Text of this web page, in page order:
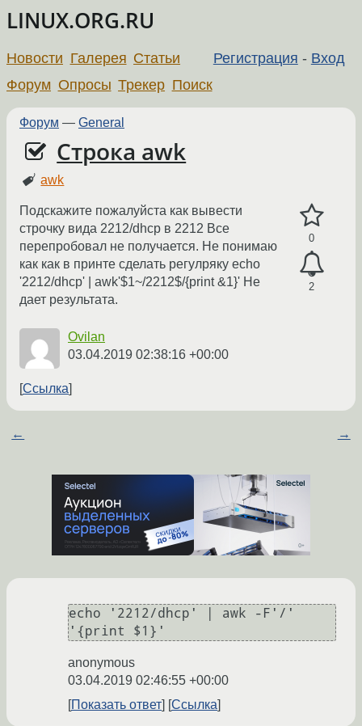
LINUX.ORG.RU
Регистрация - Вход
Новости Галерея Статьи
Форум Опросы Трекер Поиск
Форум — General
Строка awk
awk
0
2
Подскажите пожалуйста как вывести
строчку вида 2212/dhcp в 2212 Все
перепробовал не получается. Не понимаю
как как в принте сделать регулряку echo
'2212/dhcp' | awk'$1~/2212$/{print &1}' Не
дает результата.
Ovilan
03.04.2019 02:38:16 +00:00
Ссылка
← →
echo '2212/dhcp' | awk -F'/'
anonymous
03.04.2019 02:46:55 +00:00
Показать ответ
Ссылка